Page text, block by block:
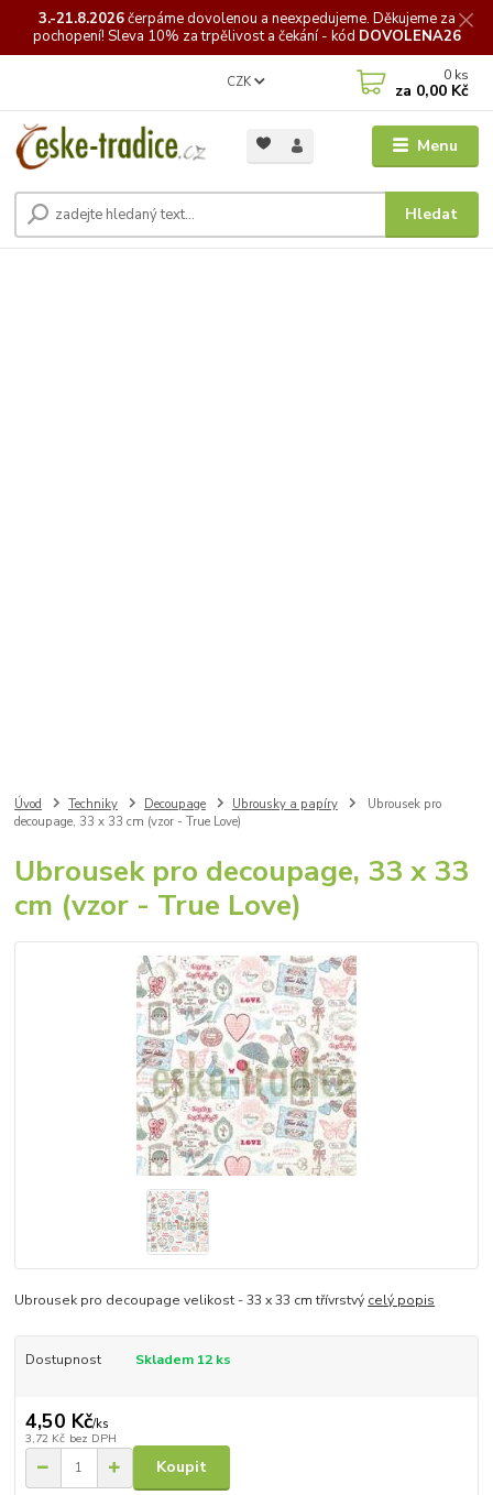
3.-21.8.2026čerpámedovolenou a neexpedujeme. Děkujeme za
pochopení! Sleva 10% za trpělivost a čekání - kód DOVOLENA26
Menu
CZK
Hledat
0 ks
za 0,00 Kč
Úvod Techniky Decoupage Ubrousky a papíry
Ubrousek pro
decoupage, 33 x 33 cm (vzor - True Love)
Ubrousek pro decoupage, 33 x 33
cm (vzor - True Love)
Ubrousek pro decoupage velikost - 33 x 33 cm třívrstvý celý popis
Dostupnost Skladem 12 ks
4,50 Kč/ks
3,72 Kč bez DPH
Koupit